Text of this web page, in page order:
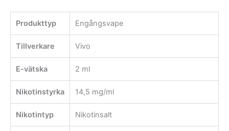
Produkttyp Engångsvape
Tillverkare Vivo
E-vätska 2 ml
Nikotinstyrka 14,5 mg/ml
Nikotintyp Nikotinsalt